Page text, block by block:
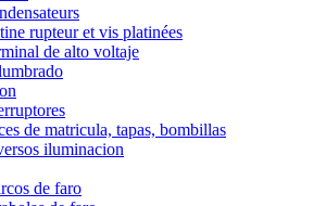
rupteur et vis platinées
de alto voltaje
de matricula, tapas, bombillas
iluminacion
de faro